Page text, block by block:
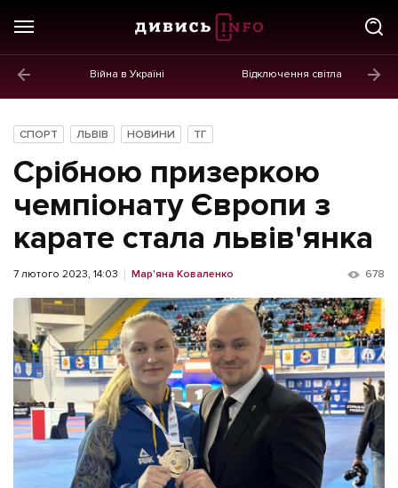
Війна в Україні Відключення світла
Новини
Політика
Економіка
Бізнес
Життя
Культура
Афіша
ІНШЕ
Інтерв'ю
Картки
Прес-релізи
Фото/Відео
СПОРТ ЛЬВІВ НОВИНИ ТГ
Срібною призеркою
чемпіонату Європи з
карате стала львів'янка
7 лютого 2023, 14:03 Мар'яна Коваленко 678